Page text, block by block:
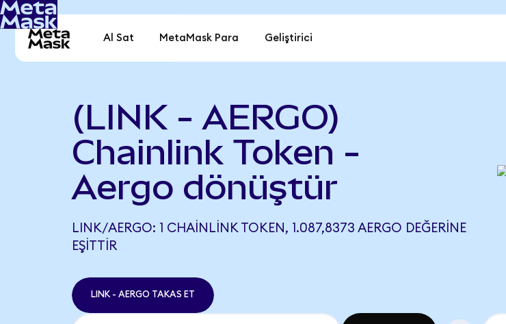
Al Sat MetaMask Para Geliştirici
(LINK - AERGO)
Chainlink Token -
Aergo dönüştür
LINK/AERGO: 1 CHAINLINK TOKEN, 1.087,8373 AERGO DEĞERINE
EŞITTIR
LINK - AERGO TAKAS ET